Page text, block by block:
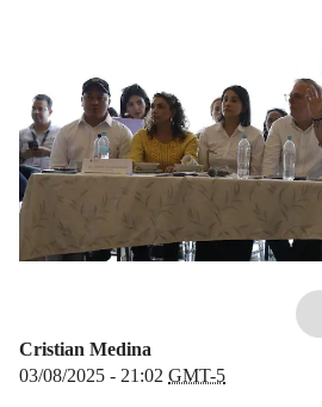
Cristian Medina
03/08/2025 - 21:02 GMT-5